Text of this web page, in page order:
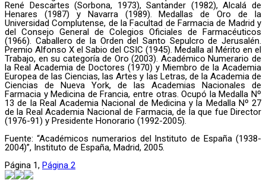
René Descartes (Sorbona, 1973), Santander (1982), Alcalá de
Henares (1987) y Navarra (1989). Medallas de Oro de la
Universidad Complutense, de la Facultad de Farmacia de Madrid y
del Consejo General de Colegios Oficiales de Farmacéuticos
(1966). Caballero de la Orden del Santo Sepulcro de Jerusalén.
Premio Alfonso X el Sabio del CSIC (1945). Medalla al Mérito en el
Trabajo, en su categoría de Oro (2003). Académico Numerario de
la Real Academia de Doctores (1970) y Miembro de la Academia
Europea de las Ciencias, las Artes y las Letras, de la Academia de
Ciencias de Nueva York, de las Academias Nacionales de
Farmacia y Medicina de Francia, entre otras. Ocupó la Medalla Nº
13 de la Real Academia Nacional de Medicina y la Medalla Nº 27
de la Real Academia Nacional de Farmacia, de la que fue Director
(1976-91) y Presidente Honorario (1992-2005).
Fuente: “Académicos numerarios del Instituto de España (1938-
2004)”, Instituto de España, Madrid, 2005.
Página 1, Página 2